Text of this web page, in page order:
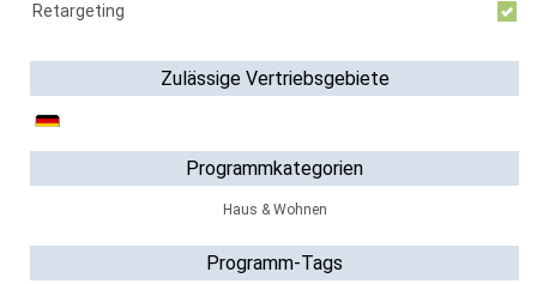
Retargeting
Zulässige Vertriebsgebiete
Programmkategorien
Haus & Wohnen
Programm-Tags